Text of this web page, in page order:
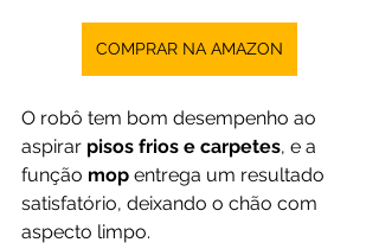
COMPRAR NA AMAZON
O robô tem bom desempenho ao
aspirar pisos frios e carpetes, e a
função mop entrega um resultado
satisfatório, deixando o chão com
aspecto limpo.